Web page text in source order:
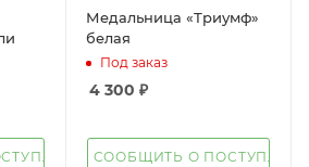
Медальница «Триумф»
белая
Под заказ
4 300 ₽
СООБЩИТЬ О